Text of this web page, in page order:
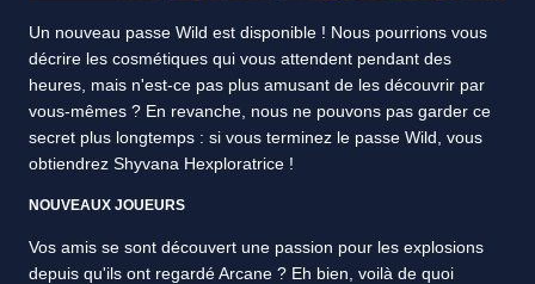
Un nouveau passe Wild est disponible ! Nous pourrions vous
décrire les cosmétiques qui vous attendent pendant des
heures, mais n'est-ce pas plus amusant de les découvrir par
vous-mêmes ? En revanche, nous ne pouvons pas garder ce
secret plus longtemps : si vous terminez le passe Wild, vous
obtiendrez Shyvana Hexploratrice !
NOUVEAUX JOUEURS
Vos amis se sont découvert une passion pour les explosions
depuis qu'ils ont regardé Arcane ? Eh bien, voilà de quoi